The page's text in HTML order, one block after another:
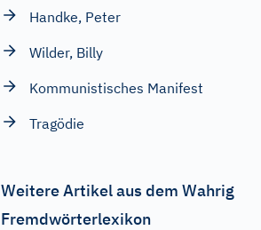
Handke, Peter
Wilder, Billy
Kommunistisches Manifest
Tragödie
Weitere Artikel aus dem Wahrig
Fremdwörterlexikon